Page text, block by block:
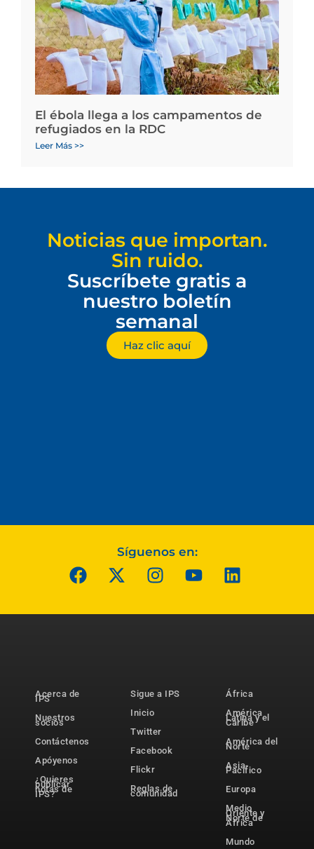
El ébola llega a los campamentos de
refugiados en la RDC
Leer Más >>
Noticias que importan.
Sin ruido.
Suscríbete gratis a
nuestro boletín
semanal
Haz clic aquí
Síguenos en:
Acerca de
IPS
Nuestros
socios
Contáctenos
Apóyenos
¿Quieres
publicar
notas de
IPS?
Sigue a IPS
Inicio
Twitter
Facebook
Flickr
Reglas de
comunidad
África
América
Latina y el
Caribe
América del
Norte
Asia-
Pacífico
Europa
Medio
Oriente y
Norte de
África
Mundo